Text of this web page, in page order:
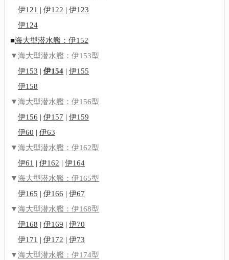
伊121 | 伊122 | 伊123
伊124
■海大型潜水艦：伊152
▼海大型潜水艦：伊153型
伊153 | 伊154| 伊155
伊158
▼海大型潜水艦：伊156型
伊156 | 伊157 | 伊159
伊60 | 伊63
▼海大型潜水艦：伊162型
伊61 | 伊162 | 伊164
▼海大型潜水艦：伊165型
伊165 | 伊166 | 伊67
▼海大型潜水艦：伊168型
伊168 | 伊169 | 伊70
伊171 | 伊172 | 伊73
▼海大型潜水艦：伊174型